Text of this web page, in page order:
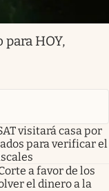
HOY,
visitará casa por
para verificar el
a favor de los
el dinero a la